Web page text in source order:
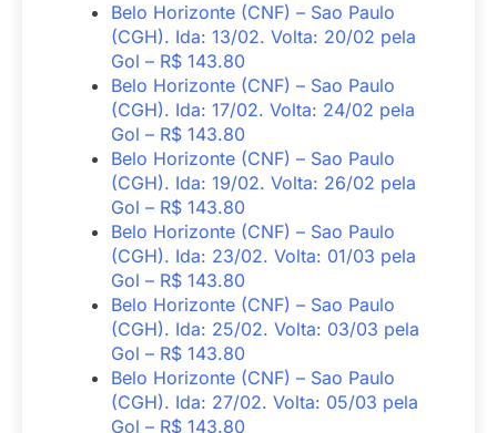
Belo Horizonte (CNF) – Sao Paulo
(CGH). Ida: 13/02. Volta: 20/02 pela
Gol – R$ 143.80
Belo Horizonte (CNF) – Sao Paulo
(CGH). Ida: 17/02. Volta: 24/02 pela
Gol – R$ 143.80
Belo Horizonte (CNF) – Sao Paulo
(CGH). Ida: 19/02. Volta: 26/02 pela
Gol – R$ 143.80
Belo Horizonte (CNF) – Sao Paulo
(CGH). Ida: 23/02. Volta: 01/03 pela
Gol – R$ 143.80
Belo Horizonte (CNF) – Sao Paulo
(CGH). Ida: 25/02. Volta: 03/03 pela
Gol – R$ 143.80
Belo Horizonte (CNF) – Sao Paulo
(CGH). Ida: 27/02. Volta: 05/03 pela
Gol – R$ 143.80